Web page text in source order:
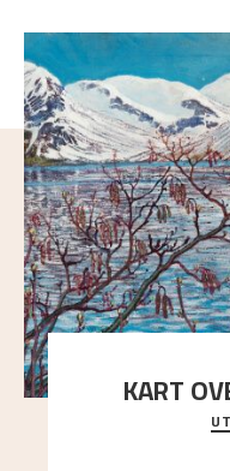
KART
Utforsk stedene